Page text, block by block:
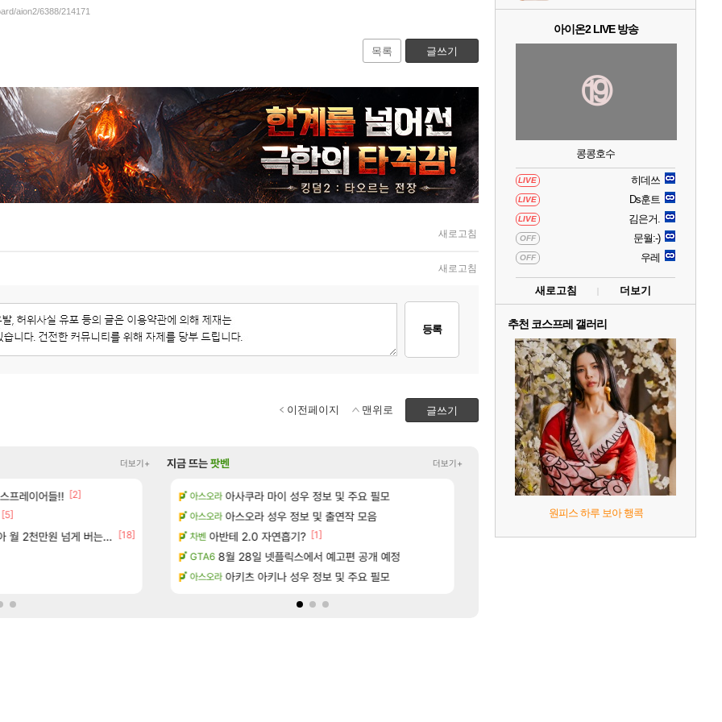
aion2/6388/214171
목록 글쓰기
새로고침
새로고침
등록
글쓰기
이전페이지 맨위로
더보기+
프레이어들!! [2]
[5]
만원 넘게 버는 인간 있던데 [18]
LoL 페이커가 미리 알려준 방출순서 ㄷㄷㄷㄷ [17]
메이플 태극기 또 거꾸로 해놨네 미친것들 ㅋㅋㅋ
리니지M 이 맛에 주말던전 돔 [11]
리니지M 미쳤다. 자랑글 [19]
로아 애초에 홀딩저가가 짜치는게 이거임 ㅋㅋ [155]
병신 게임 서버 관리도 못하냐 이젠? [5]
패스 세계수뽑기 최고네..ㄷㄷ
메이플 ㅅㅂ츄츄지지 인기캐릭터 왜이러는데? [101]
지금 뜨는팟벤 더보기+
영상 l 타카마키 안·댄싱 스타
순간·후기 모음
과제 달성법
아스오라 아사쿠라 마이 성우 정보 및 주요 필모
아스오라 아스오라 성우 정보 및 출연작 모음
차벤 아반테 2.0 자연흡기? [1]
GTA6 8월 28일 넷플릭스에서 예고편 공개 예정
아스오라 아키츠 아키나 성우 정보 및 주요 필모
아스오라 카가미하라 하루 성우 정보 및 주요 필모
무한대 아난타 유출과 앞으로의 예상 (루머)
해외겜 ‘GTA 6’ 예판 흥행…테이크투 “내부 예상 크게 넘
아이온2 LIVE 방송
⑲
콩콩호수
LIVE 히데쓰
LIVE Ds훈트
LIVE 김은거.
OFF 문월:-)
OFF 우레
새로고침 더보기
추천 코스프레 갤러리
원피스 하루 보아 행콕